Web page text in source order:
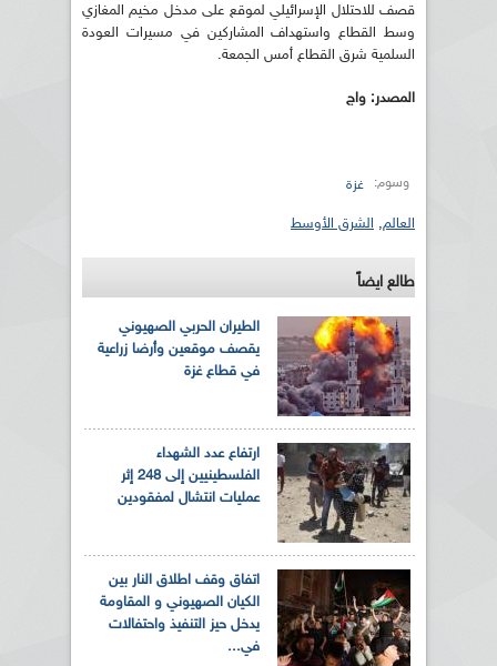
قصف للاحتلال الإسرائيلي لموقع على مدخل مخيم المغازي
وسط القطاع واستهداف المشاركين في مسيرات العودة
السلمية شرق القطاع أمس الجمعة.
المصدر: واج
وسوم: غزة
العالم, الشرق الأوسط
طالع ايضاً
الطيران الحربي الصهيوني
يقصف موقعين وأرضا زراعية
في قطاع غزة
ارتفاع عدد الشهداء
الفلسطينيين إلى 248 إثر
عمليات انتشال لمفقودين
اتفاق وقف اطلاق النار بين
الكيان الصهيوني و المقاومة
يدخل حيز التنفيذ واحتفالات
في...